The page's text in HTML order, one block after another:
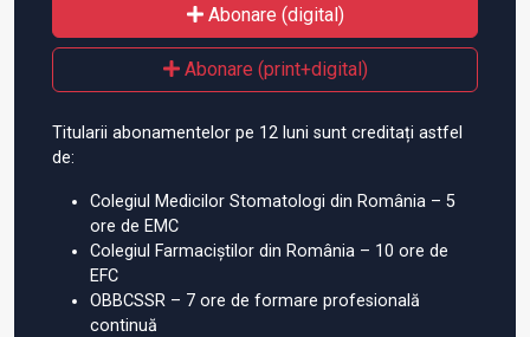
Abonare (digital)
Abonare (print+digital)
Titularii abonamentelor pe 12 luni sunt creditați astfel
de:
Colegiul Medicilor Stomatologi din România – 5
ore de EMC
Colegiul Farmaciștilor din România – 10 ore de
EFC
OBBCSSR – 7 ore de formare profesională
continuă